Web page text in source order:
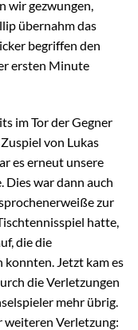
wir gezwungen,
übernahm das
begriffen den
ersten Minute
im Tor der Gegner
von Lukas
es erneut unsere
Dies war dann auch
zur
hatte,
die die
konnten. Jetzt kam es
die Verletzungen
mehr übrig.
weiteren Verletzung: